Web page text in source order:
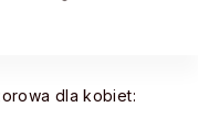
dla kobiet: